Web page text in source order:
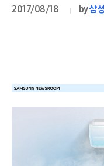
2017/08/18 by삼